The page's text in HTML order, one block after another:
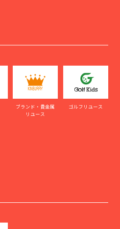
ブランド・貴金属
リユース
ゴルフリユース